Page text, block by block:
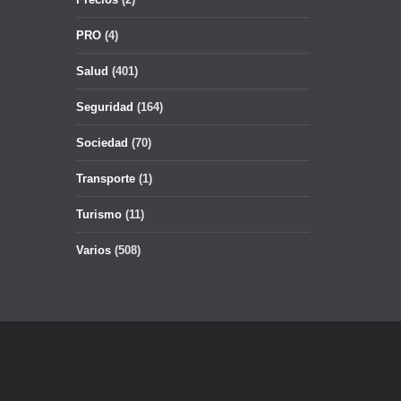
PRO (4)
Salud (401)
Seguridad (164)
Sociedad (70)
Transporte (1)
Turismo (11)
Varios (508)